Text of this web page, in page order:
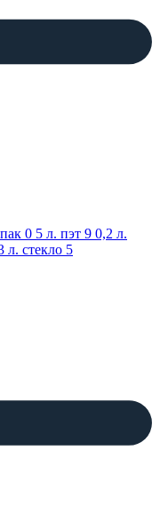
0 5 л. пэт 9 0,2 л.
л. стекло 5